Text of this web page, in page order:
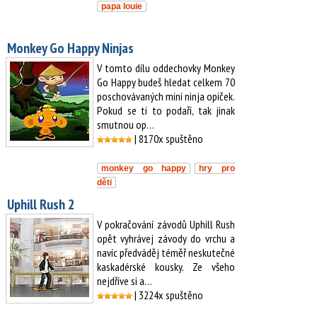
papa louie
Monkey Go Happy Ninjas
V tomto dílu oddechovky Monkey
Go Happy budeš hledat celkem 70
poschovávaných mini ninja opiček.
Pokud se ti to podaří, tak jinak
smutnou op…
| 8170x spuštěno
monkey go happy
hry pro
děti
Uphill Rush 2
V pokračování závodů Uphill Rush
opět vyhrávej závody do vrchu a
navíc předváděj téměř neskutečné
kaskadérské kousky. Ze všeho
nejdříve si a…
| 3224x spuštěno